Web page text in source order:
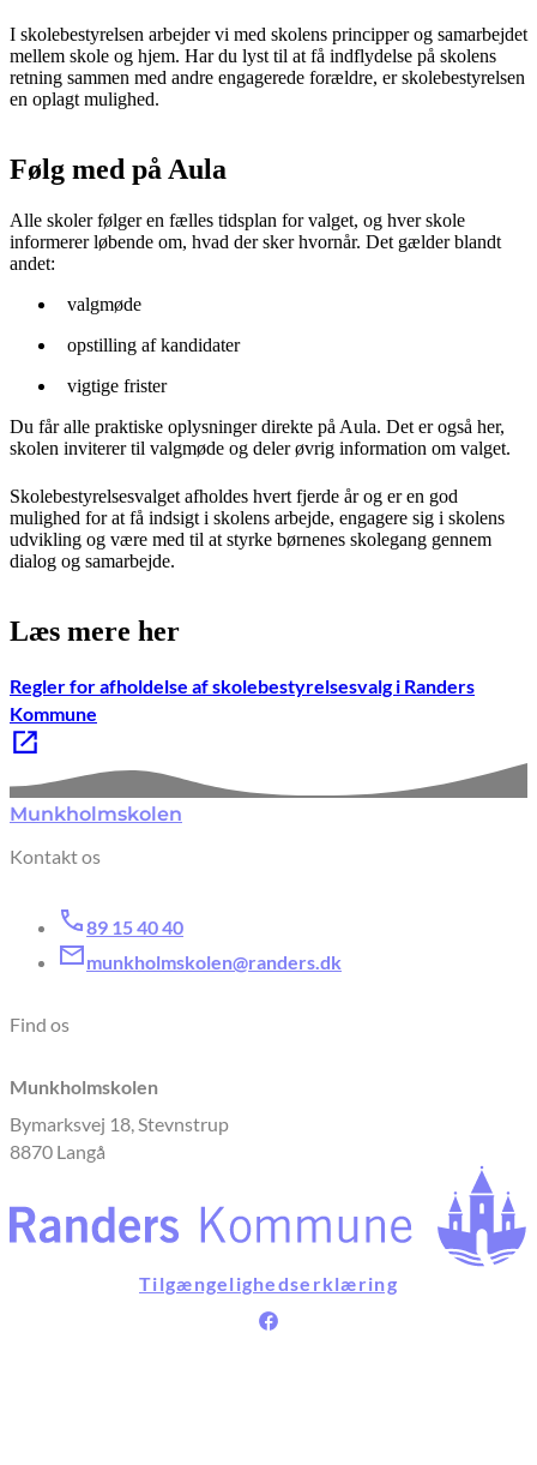
I skolebestyrelsen arbejder vi med skolens principper og samarbejdet
mellem skole og hjem. Har du lyst til at få indflydelse på skolens
retning sammen med andre engagerede forældre, er skolebestyrelsen
en oplagt mulighed.
Følg med på Aula
Alle skoler følger en fælles tidsplan for valget, og hver skole
informerer løbende om, hvad der sker hvornår. Det gælder blandt
andet:
valgmøde
opstilling af kandidater
vigtige frister
Du får alle praktiske oplysninger direkte på Aula. Det er også her,
skolen inviterer til valgmøde og deler øvrig information om valget.
Skolebestyrelsesvalget afholdes hvert fjerde år og er en god
mulighed for at få indsigt i skolens arbejde, engagere sig i skolens
udvikling og være med til at styrke børnenes skolegang gennem
dialog og samarbejde.
Læs mere her
Regler for afholdelse af skolebestyrelsesvalg i Randers
Kommune
Munkholmskolen
Kontakt os
89 15 40 40
munkholmskolen@randers.dk
Find os
Munkholmskolen
Bymarksvej 18, Stevnstrup
8870 Langå
Tilgængelighedserklæring